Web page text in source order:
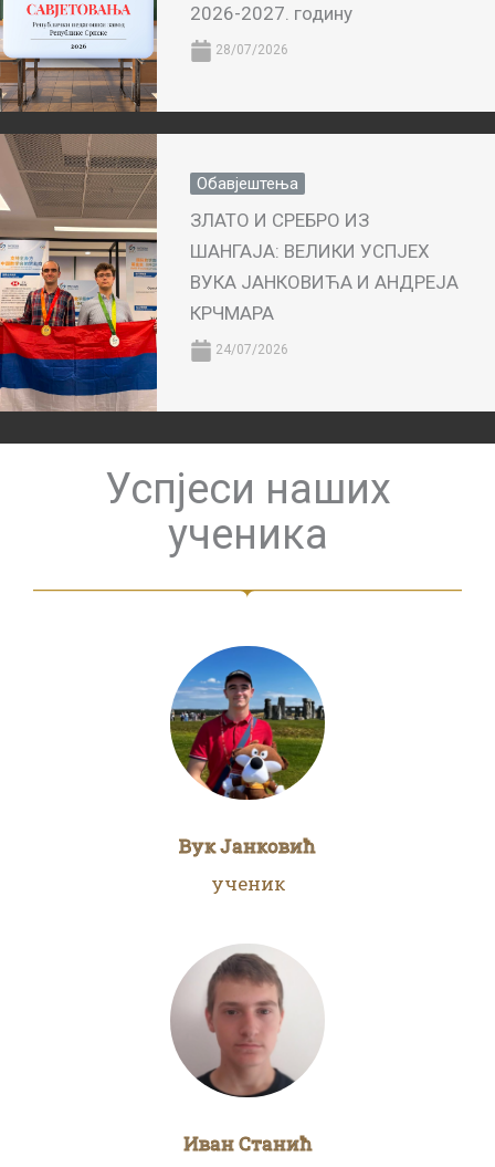
2026-2027. годину
28/07/2026
Обавјештења
ЗЛАТО И СРЕБРО ИЗ
ШАНГАЈА: ВЕЛИКИ УСПЈЕХ
ВУКА ЈАНКОВИЋА И АНДРЕЈА
КРЧМАРА
24/07/2026
Успјеси наших
ученика
Вук Јанковић
ученик
Иван Станић